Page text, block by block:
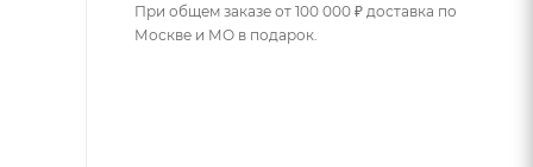
При общем заказе от 100 000 ₽ доставка по
Москве и МО в подарок.